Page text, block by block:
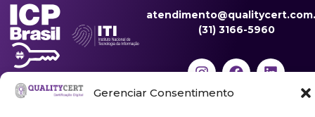
Gerenciar Consentimento
(31) 3166-5960